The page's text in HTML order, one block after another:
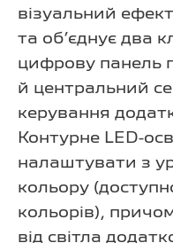
візуальний ефект
та об’єднує два
цифрову панель
й центральний
керування
Контурне LED-
налаштувати з
кольору
кольорів),
від світла